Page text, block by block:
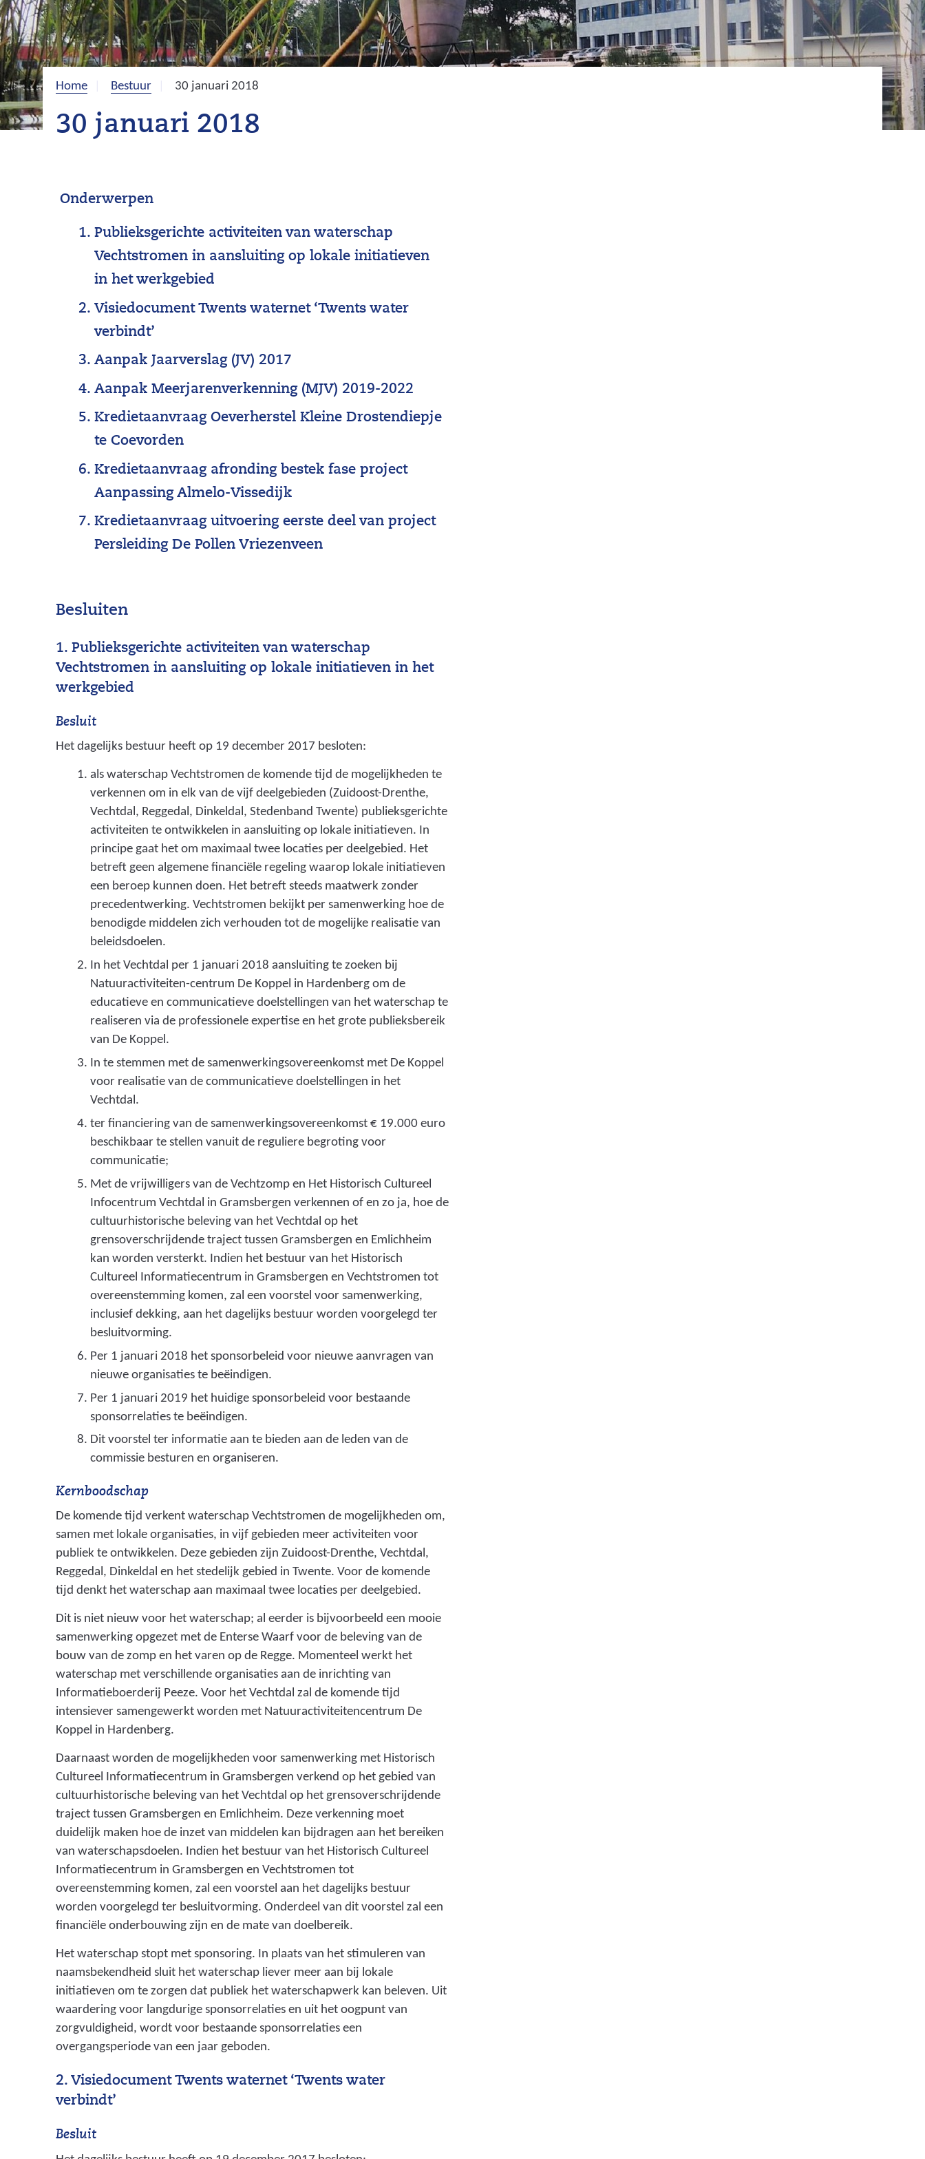
Home Bestuur 30 januari 2018
30 januari 2018
Onderwerpen
Publieksgerichte activiteiten van waterschap
Vechtstromen in aansluiting op lokale initiatieven
in het werkgebied
Visiedocument Twents waternet ‘Twents water
verbindt’
Aanpak Jaarverslag (JV) 2017
Aanpak Meerjarenverkenning (MJV) 2019-2022
Kredietaanvraag Oeverherstel Kleine Drostendiepje
te Coevorden
Kredietaanvraag afronding bestek fase project
Aanpassing Almelo-Vissedijk
Kredietaanvraag uitvoering eerste deel van project
Persleiding De Pollen Vriezenveen
Besluiten
1. Publieksgerichte activiteiten van waterschap
Vechtstromen in aansluiting op lokale initiatieven in het
werkgebied
Besluit
Het dagelijks bestuur heeft op 19 december 2017 besloten:
als waterschap Vechtstromen de komende tijd de mogelijkheden te
verkennen om in elk van de vijf deelgebieden (Zuidoost-Drenthe,
Vechtdal, Reggedal, Dinkeldal, Stedenband Twente) publieksgerichte
activiteiten te ontwikkelen in aansluiting op lokale initiatieven. In
principe gaat het om maximaal twee locaties per deelgebied. Het
betreft geen algemene financiële regeling waarop lokale initiatieven
een beroep kunnen doen. Het betreft steeds maatwerk zonder
precedentwerking. Vechtstromen bekijkt per samenwerking hoe de
benodigde middelen zich verhouden tot de mogelijke realisatie van
beleidsdoelen.
In het Vechtdal per 1 januari 2018 aansluiting te zoeken bij
Natuuractiviteiten-centrum De Koppel in Hardenberg om de
educatieve en communicatieve doelstellingen van het waterschap te
realiseren via de professionele expertise en het grote publieksbereik
van De Koppel.
In te stemmen met de samenwerkingsovereenkomst met De Koppel
voor realisatie van de communicatieve doelstellingen in het
Vechtdal.
ter financiering van de samenwerkingsovereenkomst € 19.000 euro
beschikbaar te stellen vanuit de reguliere begroting voor
communicatie;
Met de vrijwilligers van de Vechtzomp en Het Historisch Cultureel
Infocentrum Vechtdal in Gramsbergen verkennen of en zo ja, hoe de
cultuurhistorische beleving van het Vechtdal op het
grensoverschrijdende traject tussen Gramsbergen en Emlichheim
kan worden versterkt. Indien het bestuur van het Historisch
Cultureel Informatiecentrum in Gramsbergen en Vechtstromen tot
overeenstemming komen, zal een voorstel voor samenwerking,
inclusief dekking, aan het dagelijks bestuur worden voorgelegd ter
besluitvorming.
Per 1 januari 2018 het sponsorbeleid voor nieuwe aanvragen van
nieuwe organisaties te beëindigen.
Per 1 januari 2019 het huidige sponsorbeleid voor bestaande
sponsorrelaties te beëindigen.
Dit voorstel ter informatie aan te bieden aan de leden van de
commissie besturen en organiseren.
Kernboodschap
De komende tijd verkent waterschap Vechtstromen de mogelijkheden om,
samen met lokale organisaties, in vijf gebieden meer activiteiten voor
publiek te ontwikkelen. Deze gebieden zijn Zuidoost-Drenthe, Vechtdal,
Reggedal, Dinkeldal en het stedelijk gebied in Twente. Voor de komende
tijd denkt het waterschap aan maximaal twee locaties per deelgebied.
Dit is niet nieuw voor het waterschap; al eerder is bijvoorbeeld een mooie
samenwerking opgezet met de Enterse Waarf voor de beleving van de
bouw van de zomp en het varen op de Regge. Momenteel werkt het
waterschap met verschillende organisaties aan de inrichting van
Informatieboerderij Peeze. Voor het Vechtdal zal de komende tijd
intensiever samengewerkt worden met Natuuractiviteitencentrum De
Koppel in Hardenberg.
Daarnaast worden de mogelijkheden voor samenwerking met Historisch
Cultureel Informatiecentrum in Gramsbergen verkend op het gebied van
cultuurhistorische beleving van het Vechtdal op het grensoverschrijdende
traject tussen Gramsbergen en Emlichheim. Deze verkenning moet
duidelijk maken hoe de inzet van middelen kan bijdragen aan het bereiken
van waterschapsdoelen. Indien het bestuur van het Historisch Cultureel
Informatiecentrum in Gramsbergen en Vechtstromen tot
overeenstemming komen, zal een voorstel aan het dagelijks bestuur
worden voorgelegd ter besluitvorming. Onderdeel van dit voorstel zal een
financiële onderbouwing zijn en de mate van doelbereik.
Het waterschap stopt met sponsoring. In plaats van het stimuleren van
naamsbekendheid sluit het waterschap liever meer aan bij lokale
initiatieven om te zorgen dat publiek het waterschapwerk kan beleven. Uit
waardering voor langdurige sponsorrelaties en uit het oogpunt van
zorgvuldigheid, wordt voor bestaande sponsorrelaties een
overgangsperiode van een jaar geboden.
2. Visiedocument Twents waternet ‘Twents water
verbindt’
Besluit